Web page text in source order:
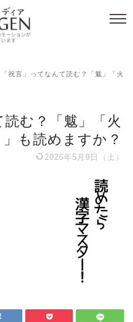
「祝言」ってなんて読む？「魃」「火
読む？「魃」「火
も読めますか？
2026年5月9日（土）